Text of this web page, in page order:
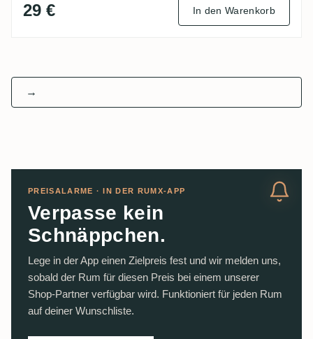
29 € In den Warenkorb
→
PREISALARME · IN DER RUMX-APP
Verpasse kein
Schnäppchen.
Lege in der App einen Zielpreis fest und wir melden uns,
sobald der Rum für diesen Preis bei einem unserer
Shop-Partner verfügbar wird. Funktioniert für jeden Rum
auf deiner Wunschliste.